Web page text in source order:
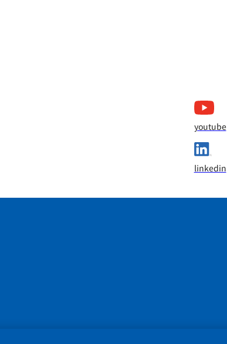
youtube
linkedin